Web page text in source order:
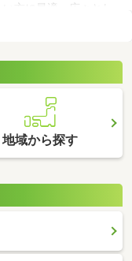
方に最適。広々とし
る理想のお部屋に住
地域から探す